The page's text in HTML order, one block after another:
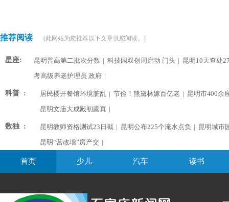
推荐阅读 (此网站为您推荐以下文章供您阅读。)
星座: 昆明普高第二批次分数 | 科技园双创周启动 门头 | 昆明10天查处
考高级养老护理员 政府 |
科普 : 居民楼开餐馆环境脏乱 | 节俭！熊黛林嫁百亿老 | 昆明市400余
昆明文庙大成殿初露真 |
数独 : 昆明教师资格测试23日截 | 昆明公布225个淹水点负 | 昆明城市
昆明“营改增”房产交 |
首页 少儿 汽车 读书